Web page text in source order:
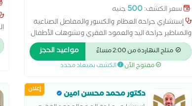
سعر الكشف:500 جنيه
إستشاري جراحة العظام والكسور والمفاصل الصناعية
والمناظير جراحة اليد والعمود الفقري وتشوهات الأطفال
ماجستير جراحة العظام والكسور والمفاصل الصناعية
والمناظير جراحة اليد والعمود الفقري وتشوهات الأطفال
عضو الجمعية السويسرية لجراحة العظام عضو الجمعية
إعادة تسوية سطح مفصل الورك استبدال مفصل الكتف
الخلايا الجذعية للعظام العلاج الحراري تطويل العظام
متاح النهاردة من 2:00 مساءً مواعيد الحجز
مفتوح الآن الكشف بميعاد محدد
إعلان دكتور محمد محسن امين